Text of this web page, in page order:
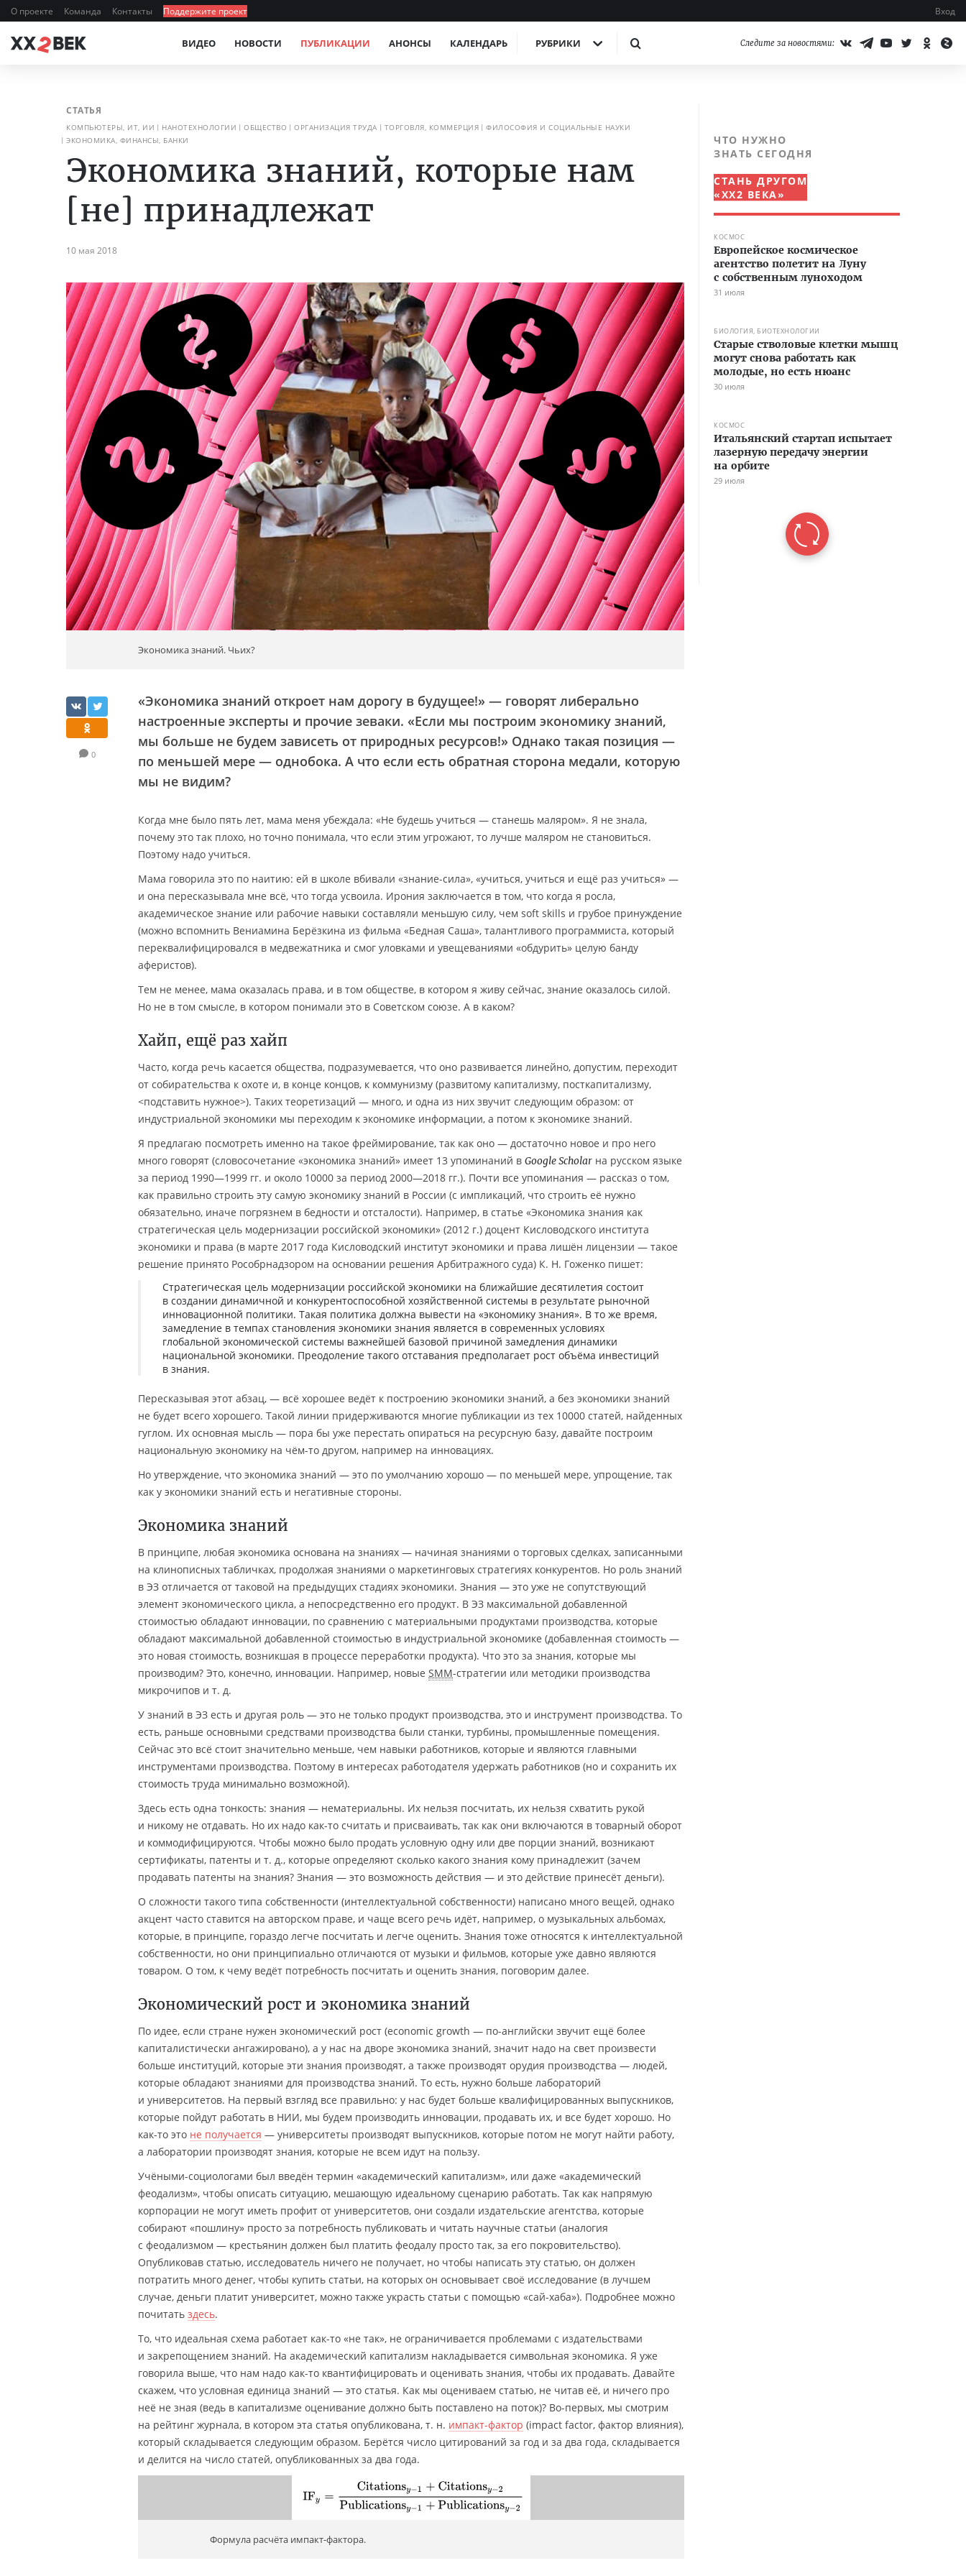
О проекте Команда Контакты Поддержите проект Вход
ВИДЕО НОВОСТИ ПУБЛИКАЦИИ АНОНСЫ КАЛЕНДАРЬ РУБРИКИ Следите за новостями:
СТАТЬЯ
КОМПЬЮТЕРЫ, ИТ, ИИ НАНОТЕХНОЛОГИИ ОБЩЕСТВО ОРГАНИЗАЦИЯ ТРУДА ТОРГОВЛЯ, КОММЕРЦИЯ
ФИЛОСОФИЯ И СОЦИАЛЬНЫЕ НАУКИ
ЭКОНОМИКА, ФИНАНСЫ, БАНКИ
Экономика знаний, которые нам
[не] принадлежат
10 мая 2018
Экономика знаний. Чьих?
0
«Экономика знаний откроет нам дорогу в будущее!» — говорят либерально
настроенные эксперты и прочие зеваки. «Если мы построим экономику знаний,
мы больше не будем зависеть от природных ресурсов!» Однако такая позиция —
по меньшей мере — однобока. А что если есть обратная сторона медали, которую
мы не видим?
Когда мне было пять лет, мама меня убеждала: «Не будешь учиться — станешь маляром». Я не знала,
почему это так плохо, но точно понимала, что если этим угрожают, то лучше маляром не становиться.
Поэтому надо учиться.
Мама говорила это по наитию: ей в школе вбивали «знание-сила», «учиться, учиться и ещё раз учиться» —
и она пересказывала мне всё, что тогда усвоила. Ирония заключается в том, что когда я росла,
академическое знание или рабочие навыки составляли меньшую силу, чем soft skills и грубое принуждение
(можно вспомнить Вениамина Берёзкина из фильма «Бедная Саша», талантливого программиста, который
переквалифицировался в медвежатника и смог уловками и увещеваниями «обдурить» целую банду
аферистов).
Тем не менее, мама оказалась права, и в том обществе, в котором я живу сейчас, знание оказалось силой.
Но не в том смысле, в котором понимали это в Советском союзе. А в каком?
Хайп, ещё раз хайп
Часто, когда речь касается общества, подразумевается, что оно развивается линейно, допустим, переходит
от собирательства к охоте и, в конце концов, к коммунизму (развитому капитализму, посткапитализму,
<подставить нужное>). Таких теоретизаций — много, и одна из них звучит следующим образом: от
индустриальной экономики мы переходим к экономике информации, а потом к экономике знаний.
Я предлагаю посмотреть именно на такое фреймирование, так как оно — достаточно новое и про него
много говорят (словосочетание «экономика знаний» имеет 13 упоминаний в Google Scholar на русском языке
за период 1990—1999 гг. и около 10000 за период 2000—2018 гг.). Почти все упоминания — рассказ о том,
как правильно строить эту самую экономику знаний в России (с импликаций, что строить её нужно
обязательно, иначе погрязнем в бедности и отсталости). Например, в статье «Экономика знания как
стратегическая цель модернизации российской экономики» (2012 г.) доцент Кисловодского института
экономики и права (в марте 2017 года Кисловодский институт экономики и права лишён лицензии — такое
решение принято Рособрнадзором на основании решения Арбитражного суда) К. Н. Гоженко пишет:
Стратегическая цель модернизации российской экономики на ближайшие десятилетия состоит
в создании динамичной и конкурентоспособной хозяйственной системы в результате рыночной
инновационной политики. Такая политика должна вывести на «экономику знания». В то же время,
замедление в темпах становления экономики знания является в современных условиях
глобальной экономической системы важнейшей базовой причиной замедления динамики
национальной экономики. Преодоление такого отставания предполагает рост объёма инвестиций
в знания.
Пересказывая этот абзац, — всё хорошее ведёт к построению экономики знаний, а без экономики знаний
не будет всего хорошего. Такой линии придерживаются многие публикации из тех 10000 статей, найденных
гуглом. Их основная мысль — пора бы уже перестать опираться на ресурсную базу, давайте построим
национальную экономику на чём-то другом, например на инновациях.
Но утверждение, что экономика знаний — это по умолчанию хорошо — по меньшей мере, упрощение, так
как у экономики знаний есть и негативные стороны.
Экономика знаний
В принципе, любая экономика основана на знаниях — начиная знаниями о торговых сделках, записанными
на клинописных табличках, продолжая знаниями о маркетинговых стратегиях конкурентов. Но роль знаний
в ЭЗ отличается от таковой на предыдущих стадиях экономики. Знания — это уже не сопутствующий
элемент экономического цикла, а непосредственно его продукт. В ЭЗ максимальной добавленной
стоимостью обладают инновации, по сравнению с материальными продуктами производства, которые
обладают максимальной добавленной стоимостью в индустриальной экономике (добавленная стоимость —
это новая стоимость, возникшая в процессе переработки продукта). Что это за знания, которые мы
производим? Это, конечно, инновации. Например, новые SMM-стратегии или методики производства
микрочипов и т. д.
У знаний в ЭЗ есть и другая роль — это не только продукт производства, это и инструмент производства. То
есть, раньше основными средствами производства были станки, турбины, промышленные помещения.
Сейчас это всё стоит значительно меньше, чем навыки работников, которые и являются главными
инструментами производства. Поэтому в интересах работодателя удержать работников (но и сохранить их
стоимость труда минимально возможной).
Здесь есть одна тонкость: знания — нематериальны. Их нельзя посчитать, их нельзя схватить рукой
и никому не отдавать. Но их надо как-то считать и присваивать, так как они включаются в товарный оборот
и коммодифицируются. Чтобы можно было продать условную одну или две порции знаний, возникают
сертификаты, патенты и т. д., которые определяют сколько какого знания кому принадлежит (зачем
продавать патенты на знания? Знания — это возможность действия — и это действие принесёт деньги).
О сложности такого типа собственности (интеллектуальной собственности) написано много вещей, однако
акцент часто ставится на авторском праве, и чаще всего речь идёт, например, о музыкальных альбомах,
которые, в принципе, гораздо легче посчитать и легче оценить. Знания тоже относятся к интеллектуальной
собственности, но они принципиально отличаются от музыки и фильмов, которые уже давно являются
товаром. О том, к чему ведёт потребность посчитать и оценить знания, поговорим далее.
Экономический рост и экономика знаний
По идее, если стране нужен экономический рост (economic growth — по-английски звучит ещё более
капиталистически ангажировано), а у нас на дворе экономика знаний, значит надо на свет произвести
больше институций, которые эти знания производят, а также производят орудия производства — людей,
которые обладают знаниями для производства знаний. То есть, нужно больше лабораторий
и университетов. На первый взгляд все правильно: у нас будет больше квалифицированных выпускников,
которые пойдут работать в НИИ, мы будем производить инновации, продавать их, и все будет хорошо. Но
как-то это не получается — университеты производят выпускников, которые потом не могут найти работу,
а лаборатории производят знания, которые не всем идут на пользу.
Учёными-социологами был введён термин «академический капитализм», или даже «академический
феодализм», чтобы описать ситуацию, мешающую идеальному сценарию работать. Так как напрямую
корпорации не могут иметь профит от университетов, они создали издательские агентства, которые
собирают «пошлину» просто за потребность публиковать и читать научные статьи (аналогия
с феодализмом — крестьянин должен был платить феодалу просто так, за его покровительство).
Опубликовав статью, исследователь ничего не получает, но чтобы написать эту статью, он должен
потратить много денег, чтобы купить статьи, на которых он основывает своё исследование (в лучшем
случае, деньги платит университет, можно также украсть статьи с помощью «сай-хаба»). Подробнее можно
почитать здесь.
То, что идеальная схема работает как-то «не так», не ограничивается проблемами с издательствами
и закрепощением знаний. На академический капитализм накладывается символьная экономика. Я уже
говорила выше, что нам надо как-то квантифицировать и оценивать знания, чтобы их продавать. Давайте
скажем, что условная единица знаний — это статья. Как мы оцениваем статью, не читав её, и ничего про
неё не зная (ведь в капитализме оценивание должно быть поставлено на поток)? Во-первых, мы смотрим
на рейтинг журнала, в котором эта статья опубликована, т. н. импакт-фактор (impact factor, фактор влияния),
который складывается следующим образом. Берётся число цитирований за год и за два года, складывается
и делится на число статей, опубликованных за два года.
Формула расчёта импакт-фактора.
ЧТО НУЖНО
ЗНАТЬ СЕГОДНЯ
СТАНЬ ДРУГОМ
«XX2 ВЕКА»
КОСМОС
Европейское космическое
агентство полетит на Луну
с собственным луноходом
31 июля
БИОЛОГИЯ, БИОТЕХНОЛОГИИ
Старые стволовые клетки мышц
могут снова работать как
молодые, но есть нюанс
30 июля
КОСМОС
Итальянский стартап испытает
лазерную передачу энергии
на орбите
29 июля